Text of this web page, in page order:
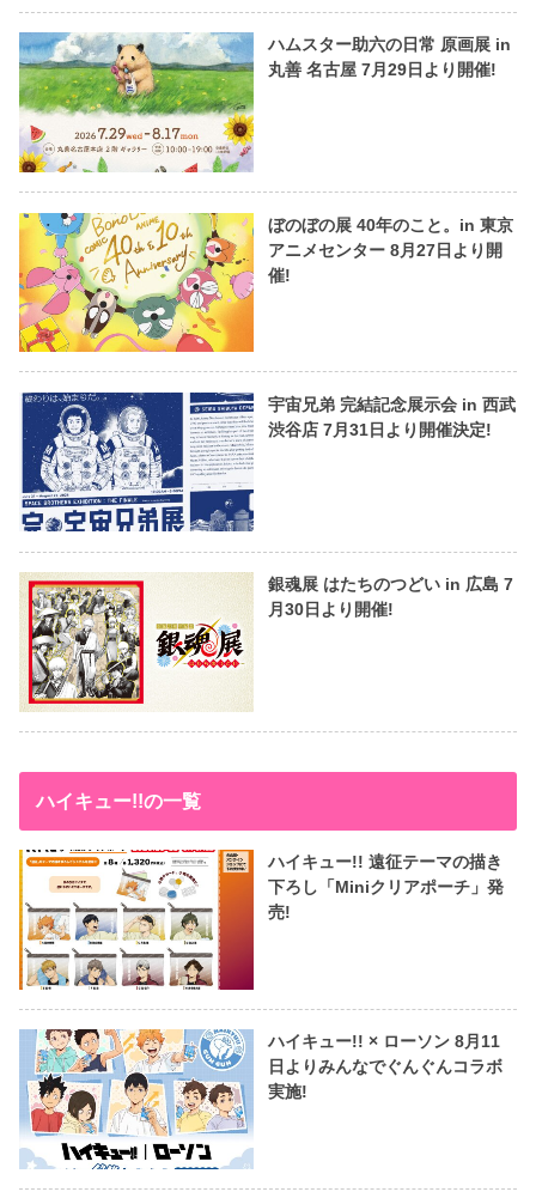
ハムスター助六の日常 原画展 in
丸善 名古屋 7月29日より開催!
ぼのぼの展 40年のこと。in 東京
アニメセンター 8月27日より開
催!
宇宙兄弟 完結記念展示会 in 西武
渋谷店 7月31日より開催決定!
銀魂展 はたちのつどい in 広島 7
月30日より開催!
ハイキュー!!の一覧
ハイキュー!! 遠征テーマの描き
下ろし「Miniクリアポーチ」発
売!
ハイキュー!! × ローソン 8月11
日よりみんなでぐんぐんコラボ
実施!